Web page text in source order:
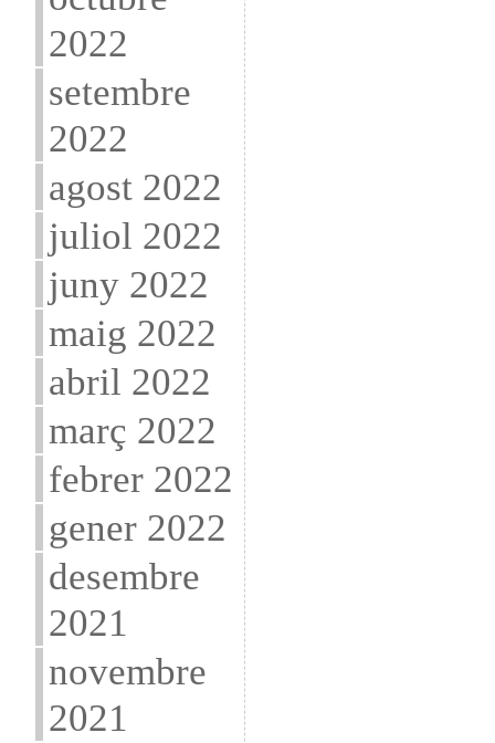
2022
setembre
2022
agost 2022
juliol 2022
juny 2022
maig 2022
abril 2022
març 2022
febrer 2022
gener 2022
desembre
2021
novembre
2021